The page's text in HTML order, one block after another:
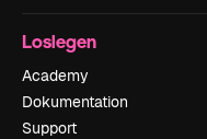
Loslegen
Academy
Dokumentation
Support